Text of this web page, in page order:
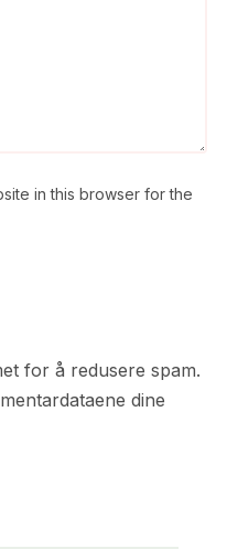
in this browser for the
for å redusere spam.
dine